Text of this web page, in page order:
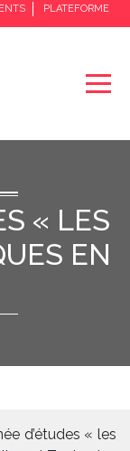
PLATEFORME
« LES
EN
d’études « les